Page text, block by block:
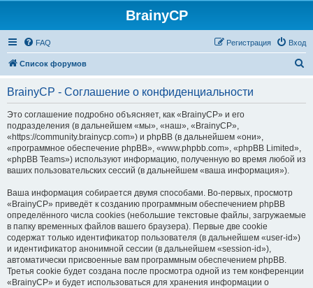
BrainyCP
FAQ Вход
Регистрация
Список форумов
BrainyCP - Соглашение о конфиденциальности
Это соглашение подробно объясняет, как «BrainyCP» и его
подразделения (в дальнейшем «мы», «наш», «BrainyCP»,
«https://community.brainycp.com») и phpBB (в дальнейшем «они»,
«программное обеспечение phpBB», «www.phpbb.com», «phpBB Limited»,
«phpBB Teams») используют информацию, полученную во время любой из
ваших пользовательских сессий (в дальнейшем «ваша информация»).
Ваша информация собирается двумя способами. Во-первых, просмотр
«BrainyCP» приведёт к созданию программным обеспечением phpBB
определённого числа cookies (небольшие текстовые файлы, загружаемые
в папку временных файлов вашего браузера). Первые две cookie
содержат только идентификатор пользователя (в дальнейшем «user-id»)
и идентификатор анонимной сессии (в дальнейшем «session-id»),
автоматически присвоенные вам программным обеспечением phpBB.
Третья cookie будет создана после просмотра одной из тем конференции
«BrainyCP» и будет использоваться для хранения информации о